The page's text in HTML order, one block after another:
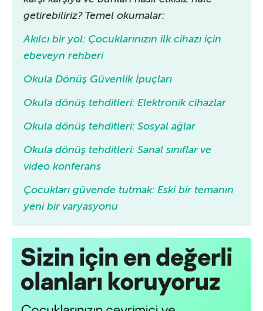
getirebiliriz? Temel okumalar:
Akılcı bir yol: Çocuklarınızın ilk cihazı için
ebeveyn rehberi
Okula Dönüş Güvenlik İpuçları
Okula dönüş tehditleri: Elektronik cihazlar
Okula dönüş tehditleri: Sosyal ağlar
Okula dönüş tehditleri: Sanal sınıflar ve
video konferans
Çocukları güvende tutmak: Eski bir temanın
yeni bir varyasyonu